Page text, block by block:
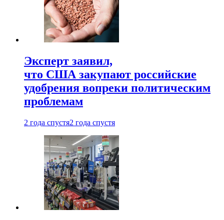
Эксперт заявил,
что США закупают российские
удобрения вопреки политическим
проблемам
2 года спустя2 года спустя